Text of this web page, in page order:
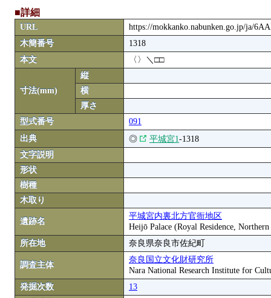
■詳細
URL
https://mokkanko.nabunken.go.jp/ja/
木簡番号
1318
本文
〈〉＼□□
寸法(mm)
縦
横
厚さ
型式番号
091
出典
◎ 平城宮1-1318
文字説明
形状
樹種
木取り
遺跡名
平城宮内裏北方官衙地区
Heijō Palace (Royal Residence,
所在地
奈良県奈良市佐紀町
調査主体
奈良国立文化財研究所
Nara National Research Institute for
発掘次数
13